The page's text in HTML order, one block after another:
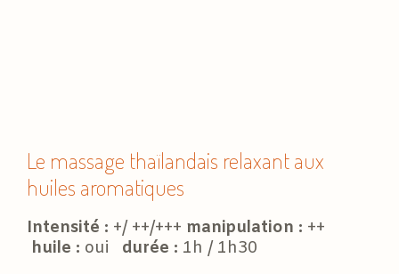
Le massage thaïlandais relaxant aux
huiles aromatiques
Intensité : +/ ++/+++ manipulation : ++
huile : oui durée : 1h / 1h30